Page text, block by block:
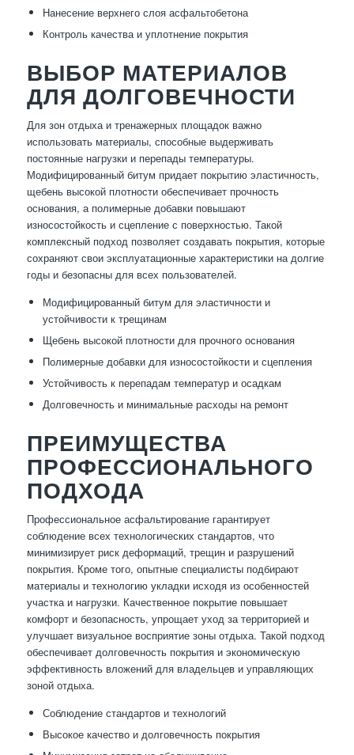
Нанесение верхнего слоя асфальтобетона
Контроль качества и уплотнение покрытия
ВЫБОР МАТЕРИАЛОВ
ДЛЯ ДОЛГОВЕЧНОСТИ
Для зон отдыха и тренажерных площадок важно
использовать материалы, способные выдерживать
постоянные нагрузки и перепады температуры.
Модифицированный битум придает покрытию эластичность,
щебень высокой плотности обеспечивает прочность
основания, а полимерные добавки повышают
износостойкость и сцепление с поверхностью. Такой
комплексный подход позволяет создавать покрытия, которые
сохраняют свои эксплуатационные характеристики на долгие
годы и безопасны для всех пользователей.
Модифицированный битум для эластичности и
устойчивости к трещинам
Щебень высокой плотности для прочного основания
Полимерные добавки для износостойкости и сцепления
Устойчивость к перепадам температур и осадкам
Долговечность и минимальные расходы на ремонт
ПРЕИМУЩЕСТВА
ПРОФЕССИОНАЛЬНОГО
ПОДХОДА
Профессиональное асфальтирование гарантирует
соблюдение всех технологических стандартов, что
минимизирует риск деформаций, трещин и разрушений
покрытия. Кроме того, опытные специалисты подбирают
материалы и технологию укладки исходя из особенностей
участка и нагрузки. Качественное покрытие повышает
комфорт и безопасность, упрощает уход за территорией и
улучшает визуальное восприятие зоны отдыха. Такой подход
обеспечивает долговечность покрытия и экономическую
эффективность вложений для владельцев и управляющих
зоной отдыха.
Соблюдение стандартов и технологий
Высокое качество и долговечность покрытия